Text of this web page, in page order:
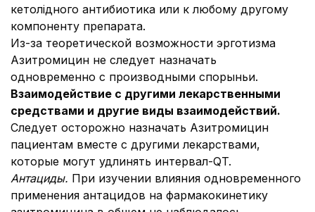
кетолідного антибиотика или к любому другому
компоненту препарата.
Из-за теоретической возможности эрготизма
Азитромицин не следует назначать
одновременно с производными спорыньи.
Взаимодействие с другими лекарственными
средствами и другие виды взаимодействий.
Следует осторожно назначать Азитромицин
пациентам вместе с другими лекарствами,
которые могут удлинять интервал-QT.
Антациды. При изучении влияния одновременного
применения антацидов на фармакокинетику